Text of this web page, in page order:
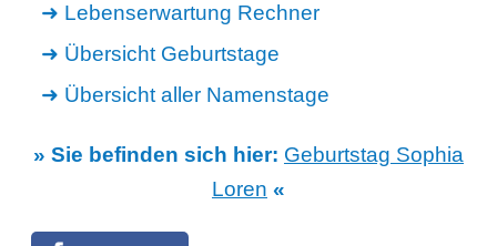
Lebenserwartung Rechner
Übersicht Geburtstage
Übersicht aller Namenstage
» Sie befinden sich hier: Geburtstag Sophia
Loren «